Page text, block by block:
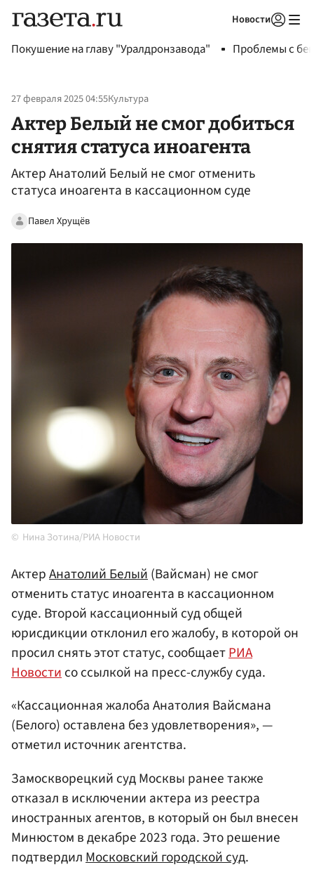
Новости
Покушение на главу "Уралдронзавода" Проблемы с
27 февраля 2025 04:55Культура
Актер Белый не смог добиться
снятия статуса иноагента
Актер Анатолий Белый не смог отменить
статуса иноагента в кассационном суде
Павел Хрущёв
Нина Зотина/РИА Новости
АктерАнатолий Белый(Вайсман) не смог
отменить статус иноагента в кассационном
суде. Второй кассационный суд общей
юрисдикции отклонил его жалобу, в которой он
просил снять этот статус, сообщаетРИА
Новостисо ссылкой на пресс-службу суда.
«Кассационная жалоба Анатолия Вайсмана
(Белого) оставлена без удовлетворения», —
отметил источник агентства.
Замоскворецкий суд Москвы ранее также
отказал в исключении актера из реестра
иностранных агентов, в который он был внесен
Минюстом в декабре 2023 года. Это решение
подтвердил Московский городской суд.